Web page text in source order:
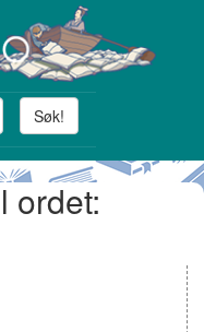
Søk!
ordet: